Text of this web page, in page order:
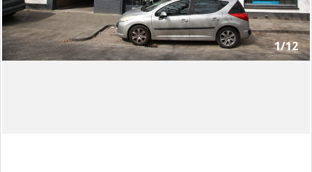
Registreren
Login
1/12